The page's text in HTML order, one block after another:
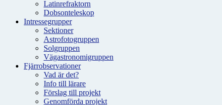
Latinrefraktorn
Dobsonteleskop
Intressegrupper
Sektioner
Astrofotogruppen
Solgruppen
Vägastronomigruppen
Fjärrobservationer
Vad är det?
Info till lärare
Förslag till projekt
Genomförda projekt